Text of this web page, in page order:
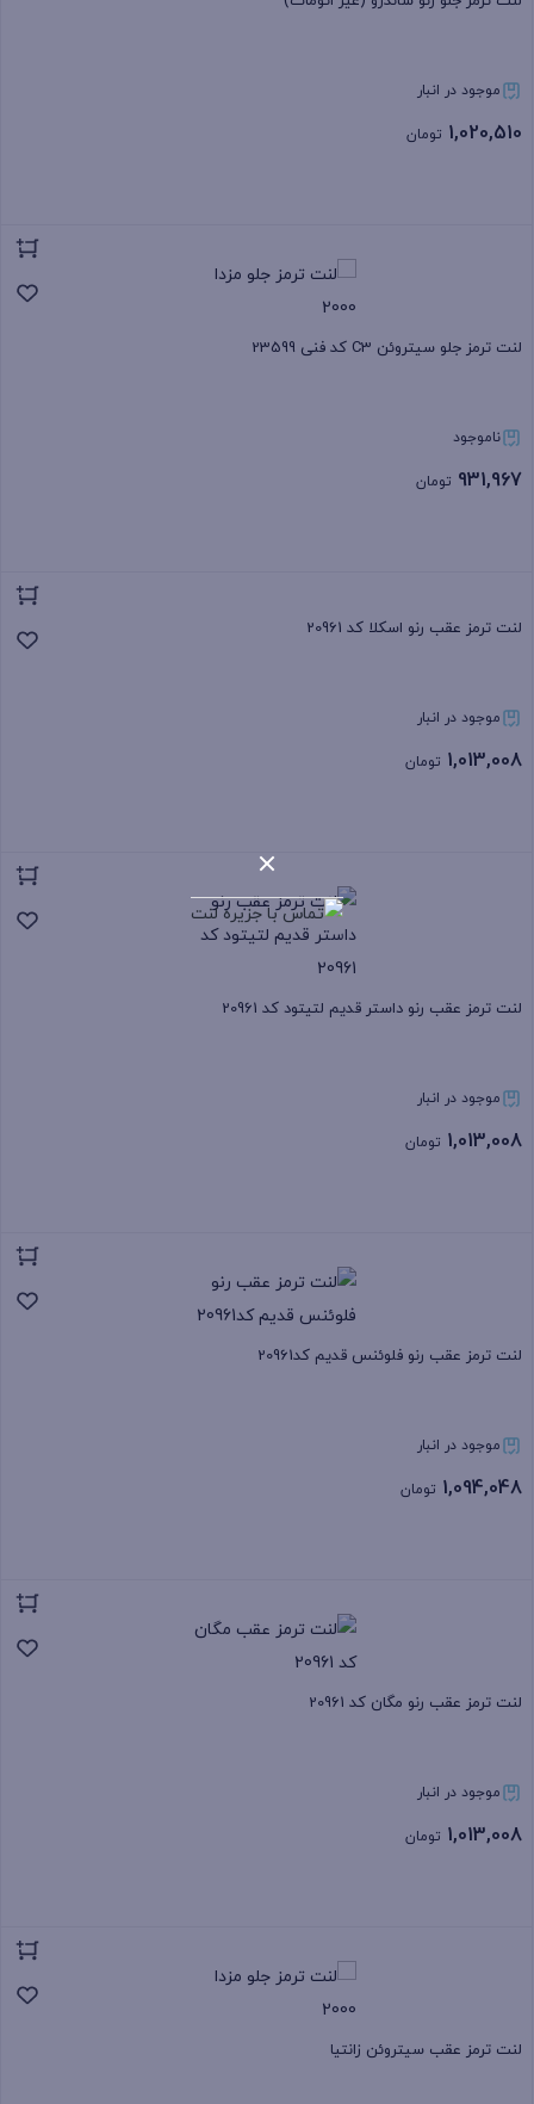
موجود در انبار
1,020,510 تومان
لنت ترمز جلو سیتروئن C3 کد فنی 23599
ناموجود
931,967 تومان
لنت ترمز عقب رنو اسکلا کد 20961
موجود در انبار
1,013,008 تومان
لنت ترمز عقب رنو داستر قدیم لتیتود کد 20961
موجود در انبار
1,013,008 تومان
لنت ترمز عقب رنو فلوئنس قدیم کد20961
موجود در انبار
1,094,048 تومان
لنت ترمز عقب رنو مگان کد 20961
موجود در انبار
1,013,008 تومان
لنت ترمز عقب سیتروئن زانتیا